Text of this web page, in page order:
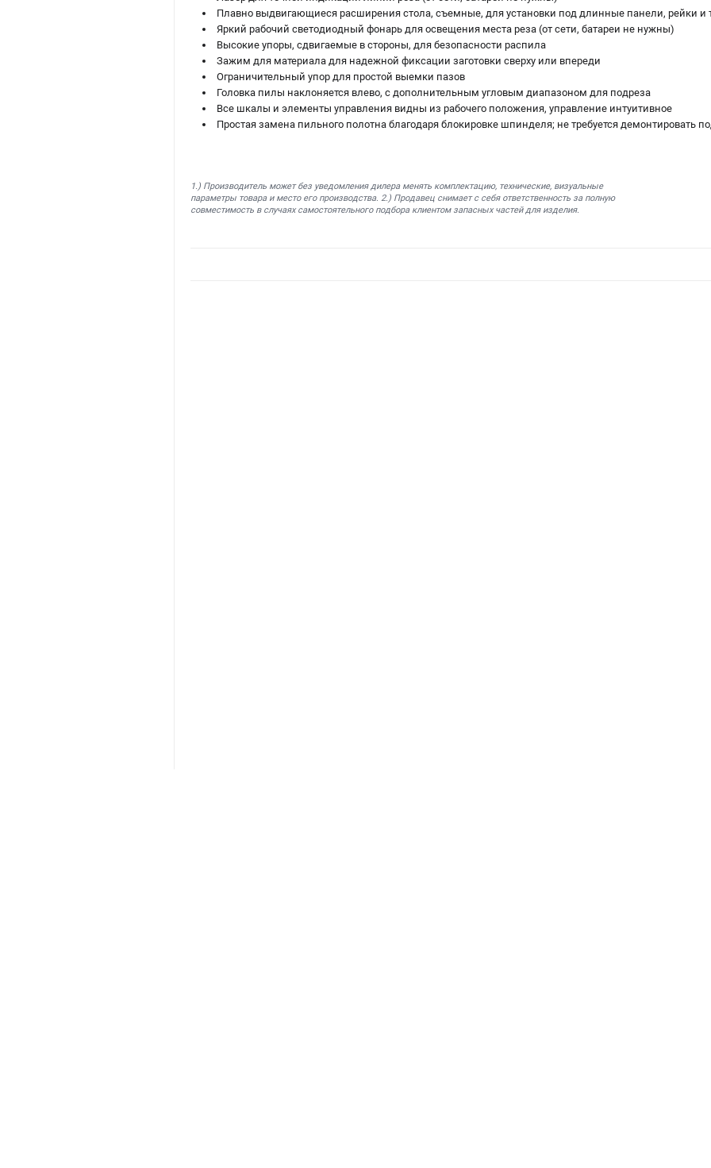
Плавно выдвигающиеся расширения стола, съемные, для установки под длинные панели, рейки и
Яркий рабочий светодиодный фонарь для освещения места реза (от сети, батареи не нужны)
Высокие упоры, сдвигаемые в стороны, для безопасности распила
Зажим для материала для надежной фиксации заготовки сверху или впереди
Ограничительный упор для простой выемки пазов
Головка пилы наклоняется влево, с дополнительным угловым диапазоном для подреза
Все шкалы и элементы управления видны из рабочего положения, управление интуитивное
Простая замена пильного полотна благодаря блокировке шпинделя; не требуется демонтировать
1.) Производитель может без уведомления дилера менять комплектацию, технические, визуальные
параметры товара и место его производства. 2.) Продавец снимает с себя ответственность за полную
совместимость в случаях самостоятельного подбора клиентом запасных частей для изделия.